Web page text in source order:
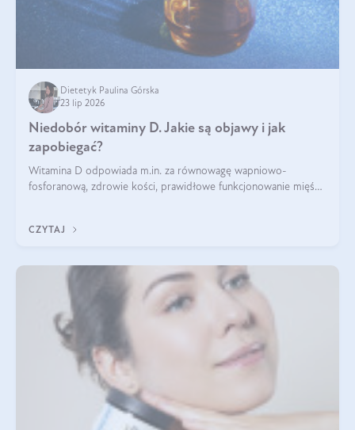
Dietetyk Paulina Górska
23 lip 2026
Niedobór witaminy D. Jakie są objawy i jak
zapobiegać?
Witamina D odpowiada m.in. za równowagę wapniowo-
fosforanową, zdrowie kości, prawidłowe funkcjonowanie mięśni
problemem.
CZYTAJ